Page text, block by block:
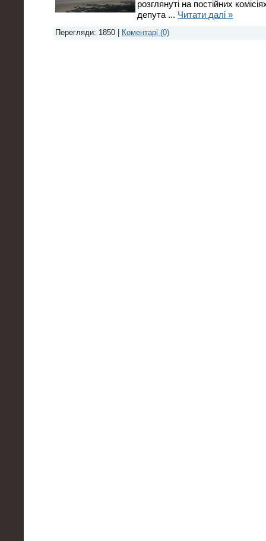
розглянуті на постійних
депута ... Читати далі »
Перегляди: 1850 | Коментарі (0)